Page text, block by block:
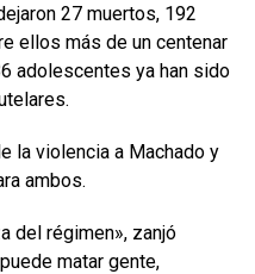
27 muertos, 192
ellos más de un centenar
adolescentes ya han sido
la violencia a Machado y
ambos.
del régimen», zanjó
matar gente,